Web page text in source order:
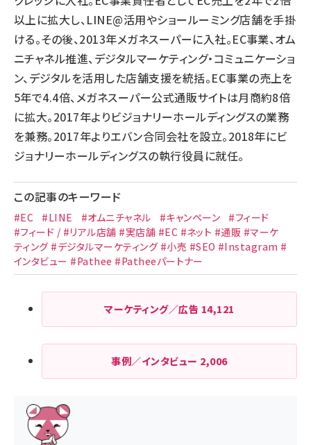
以上に拡大し、LINE@活用やショールーミング店舗を手掛
ける。その後、2013年メガネスーパーに入社。EC事業、オム
ニチャネル推進、デジタルマーケティング・コミュニケーショ
ン、デジタルを活用した店舗支援を統括。EC事業の売上を
5年で4.4倍、メガネスーパー公式通販サイトは月商約8倍
に拡大。2017年よりビジョナリーホールディングスの業務
を兼務。2017年よりエバン合同会社を設立。2018年にビ
ジョナリーホールディングスの執行役員に就任。
この記事のキーワード
#EC #LINE #オムニチャネル #キャンペーン
#フィード
#フィード / #リアル店舗 #実店舗 #EC #ネット #通販 #マーケ
ティング #デジタルマーケティング #小売 #SEO #Instagram #
インタビュー #Pathee #Patheeパートナー
マーケティング／広告 14,121
事例／インタビュー 2,006